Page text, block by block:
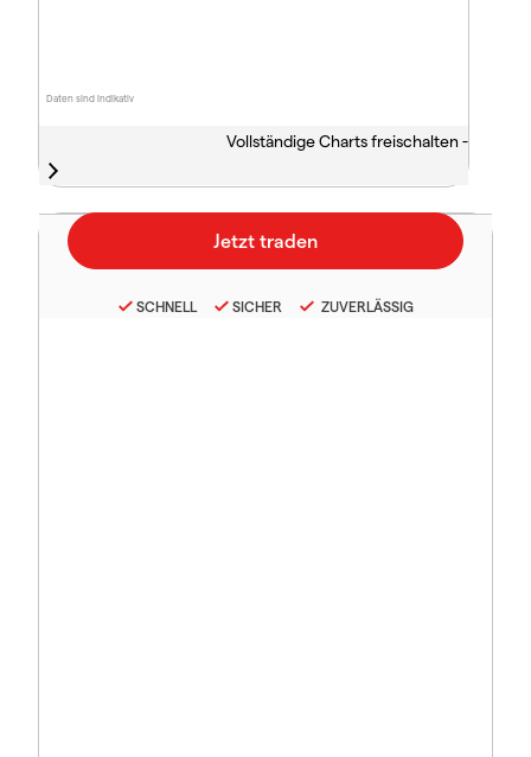
Daten sind indikativ
Vollständige Charts freischalten -
SCHNELL SICHER ZUVERLÄSSIG